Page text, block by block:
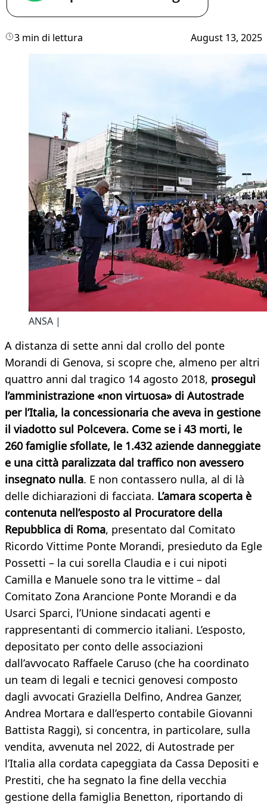
3 min di lettura August 13, 2025
ANSA |
A distanza di sette anni dal crollo del ponte
Morandi di Genova, si scopre che, almeno per altri
quattro anni dal tragico 14 agosto 2018, proseguì
l’amministrazione «non virtuosa» di Autostrade
per l’Italia, la concessionaria che aveva in gestione
il viadotto sul Polcevera. Come se i 43 morti, le
260 famiglie sfollate, le 1.432 aziende danneggiate
e una città paralizzata dal traffico non avessero
insegnato nulla. E non contassero nulla, al di là
delle dichiarazioni di facciata. L’amara scoperta è
contenuta nell’esposto al Procuratore della
Repubblica di Roma, presentato dal Comitato
Ricordo Vittime Ponte Morandi, presieduto da Egle
Possetti – la cui sorella Claudia e i cui nipoti
Camilla e Manuele sono tra le vittime – dal
Comitato Zona Arancione Ponte Morandi e da
Usarci Sparci, l’Unione sindacati agenti e
rappresentanti di commercio italiani. L’esposto,
depositato per conto delle associazioni
dall’avvocato Raffaele Caruso (che ha coordinato
un team di legali e tecnici genovesi composto
dagli avvocati Graziella Delfino, Andrea Ganzer,
Andrea Mortara e dall’esperto contabile Giovanni
Battista Raggi), si concentra, in particolare, sulla
vendita, avvenuta nel 2022, di Autostrade per
l’Italia alla cordata capeggiata da Cassa Depositi e
Prestiti, che ha segnato la fine della vecchia
gestione della famiglia Benetton, riportando di